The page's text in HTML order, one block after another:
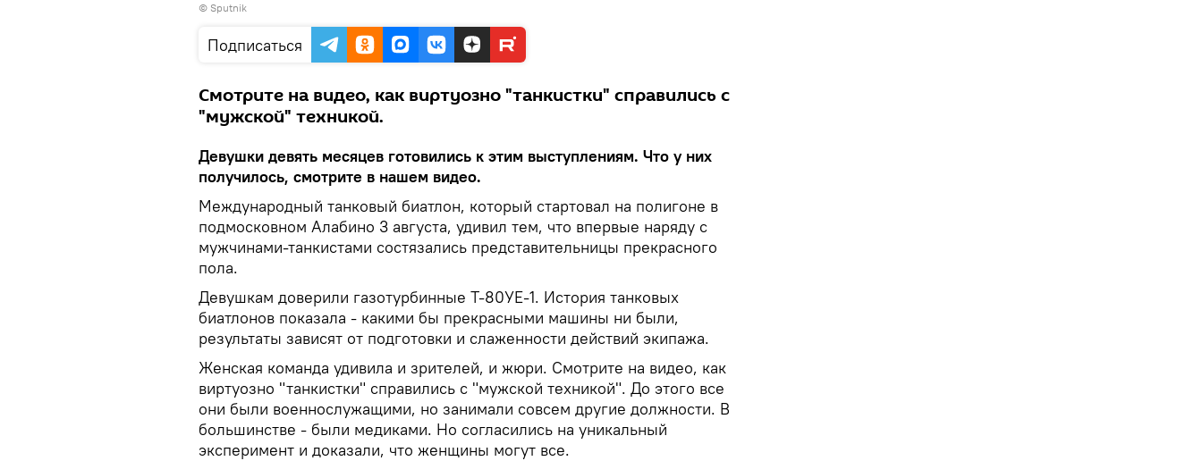
© Sputnik
Подписаться
Смотрите на видео, как виртуозно "танкистки" справились с
"мужской" техникой.
Девушки девять месяцев готовились к этим выступлениям. Что у них
получилось, смотрите в нашем видео.
Международный танковый биатлон, который стартовал на полигоне в
подмосковном Алабино 3 августа, удивил тем, что впервые наряду с
мужчинами-танкистами состязались представительницы прекрасного
пола.
Девушкам доверили газотурбинные Т-80УЕ-1. История танковых
биатлонов показала - какими бы прекрасными машины ни были,
результаты зависят от подготовки и слаженности действий экипажа.
Женская команда удивила и зрителей, и жюри. Смотрите на видео, как
виртуозно "танкистки" справились с "мужской техникой". До этого все
они были военнослужащими, но занимали совсем другие должности. В
большинстве - были медиками. Но согласились на уникальный
эксперимент и доказали, что женщины могут все.